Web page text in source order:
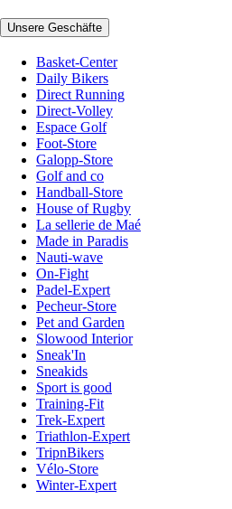
Unsere Geschäfte
Basket-Center
Daily Bikers
Direct Running
Direct-Volley
Espace Golf
Foot-Store
Galopp-Store
Golf and co
Handball-Store
House of Rugby
La sellerie de Maé
Made in Paradis
Nauti-wave
On-Fight
Padel-Expert
Pecheur-Store
Pet and Garden
Slowood Interior
Sneak'In
Sneakids
Sport is good
Training-Fit
Trek-Expert
Triathlon-Expert
TripnBikers
Vélo-Store
Winter-Expert